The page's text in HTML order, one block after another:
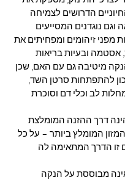
הדרושים לצמיחה
נוגדנים המסייעים
מפני זיהומים ומפחיתים את
אסטמה ובעיות בריאות
מיטיבה גם עם האם, שכן
להתפתחות סרטן השד,
לב וכלי דם וסוכרת
דרך ההזנה המומלצת
המומלץ ביותר – על כל
הדרך המתאימה לה
מבוססת על הנקה